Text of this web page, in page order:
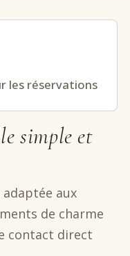
les réservations
simple et
aux
de charme
contact direct